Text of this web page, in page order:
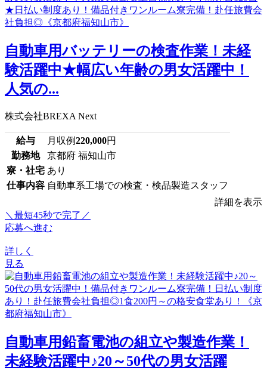
自動車用バッテリーの検査作業！未経
験活躍中★幅広い年齢の男女活躍中！
人気の...
株式会社BREXA Next
給与 月収例220,000円
勤務地
京都府 福知山市
寮・社宅 あり
仕事内容 自動車系工場での検査・検品製造スタッフ
詳細を表示
＼最短45秒で完了／
応募へ進む
詳しく
見る
自動車用鉛畜電池の組立や製造作業！
未経験活躍中♪20～50代の男女活躍